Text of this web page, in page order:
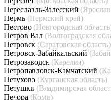
Переславль-Залесский
Пермь (Пермский край)
Пестово (Новгородская
Петров Вал (Волгоградская
Петровск (Саратовская область)
Петровск-Забайкальский
Петрозаводск (Карелия)
Петропавловск-Камчатский
Петухово (Курганская область)
Петушки (Владимирская
Печора (Коми)